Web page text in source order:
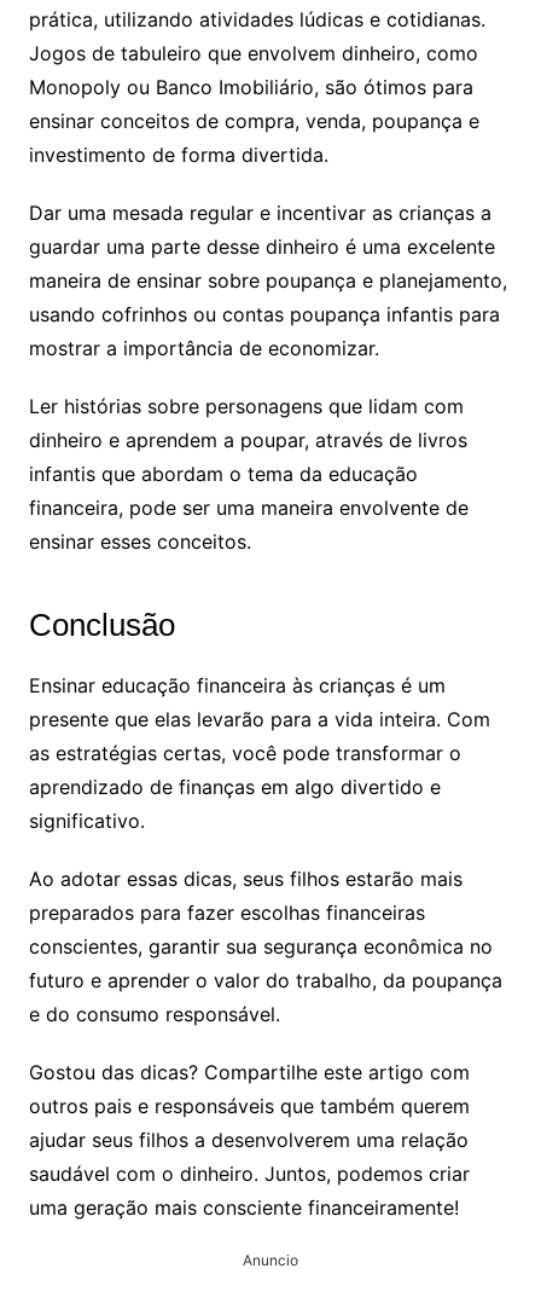
prática, utilizando atividades lúdicas e cotidianas.
Jogos de tabuleiro que envolvem dinheiro, como
Monopoly ou Banco Imobiliário, são ótimos para
ensinar conceitos de compra, venda, poupança e
investimento de forma divertida.
Dar uma mesada regular e incentivar as crianças a
guardar uma parte desse dinheiro é uma excelente
maneira de ensinar sobre poupança e planejamento,
usando cofrinhos ou contas poupança infantis para
mostrar a importância de economizar.
Ler histórias sobre personagens que lidam com
dinheiro e aprendem a poupar, através de livros
infantis que abordam o tema da educação
financeira, pode ser uma maneira envolvente de
ensinar esses conceitos.
Conclusão
Ensinar educação financeira às crianças é um
presente que elas levarão para a vida inteira. Com
as estratégias certas, você pode transformar o
aprendizado de finanças em algo divertido e
significativo.
Ao adotar essas dicas, seus filhos estarão mais
preparados para fazer escolhas financeiras
conscientes, garantir sua segurança econômica no
futuro e aprender o valor do trabalho, da poupança
e do consumo responsável.
Gostou das dicas? Compartilhe este artigo com
outros pais e responsáveis que também querem
ajudar seus filhos a desenvolverem uma relação
saudável com o dinheiro. Juntos, podemos criar
uma geração mais consciente financeiramente!
Anuncio